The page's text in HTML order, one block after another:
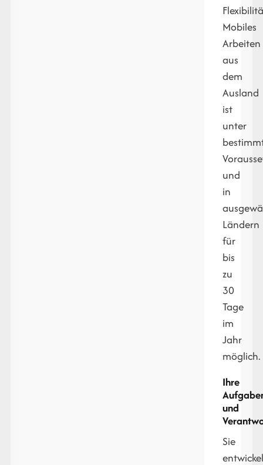
Mobiles
Arbeiten
aus
dem
Ausland
ist
unter
und
in
Ländern
für
bis
zu
30
Tage
im
Jahr
möglich.
Ihre
und
Sie